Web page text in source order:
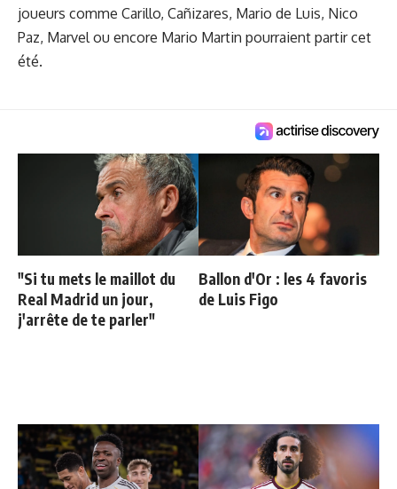
joueurs comme Carillo, Cañizares, Mario de Luis, Nico
Paz, Marvel ou encore Mario Martin pourraient partir cet
été.
"Si tu mets le maillot du
Real Madrid un jour,
j'arrête de te parler"
Ballon d'Or : les 4 favoris
de Luis Figo